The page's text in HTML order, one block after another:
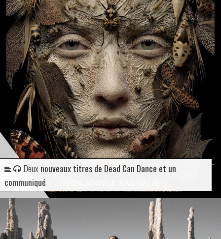
Deuxnouveaux titres de Dead Can Dance et un
communiqué